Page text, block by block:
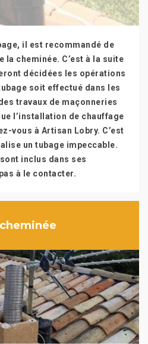
il est recommandé de
la cheminée. C’est à la suite
décidées les opérations
soit effectué dans les
travaux de maçonneries
l’installation de chauffage
vous à Artisan Lobry. C’est
un tubage impeccable.
inclus dans ses
à le contacter.